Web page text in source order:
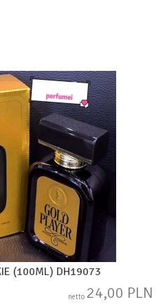
(100ML) DH19073
netto 24,00 PLN